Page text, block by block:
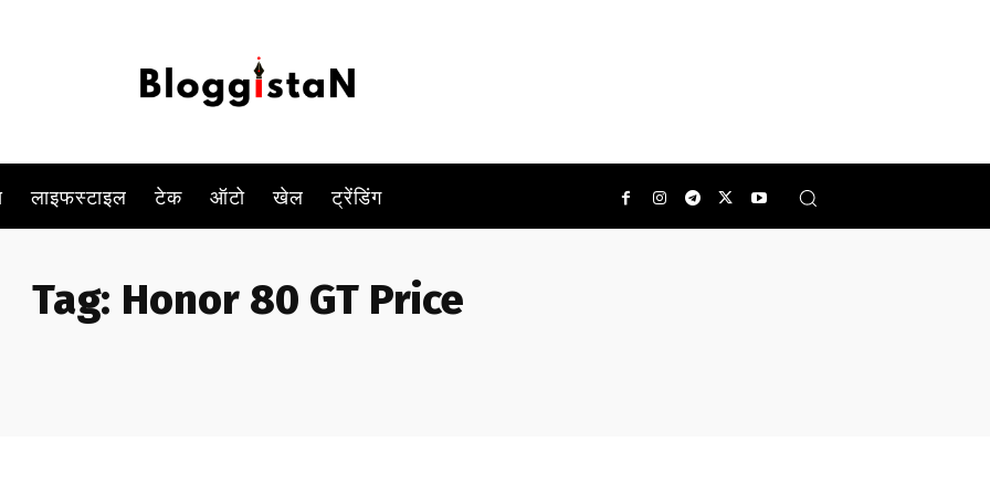
लाइफस्टाइल टेक ऑटो खेल ट्रेंडिंग
Tag: Honor 80 GT Price